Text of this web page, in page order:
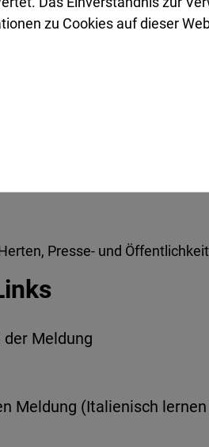
Stellen, an denen bereits
Abstellen von LKW
Stadtkämmerer Dr.
Gleichzeitig nehmen wir
wenn nötig konsequent
der Kommunale
auch an Wochenenden, um
und prüfen, ob sich die
Presse- und
Meldung
Meldung (Italienisch
zu Cookies auf dieser